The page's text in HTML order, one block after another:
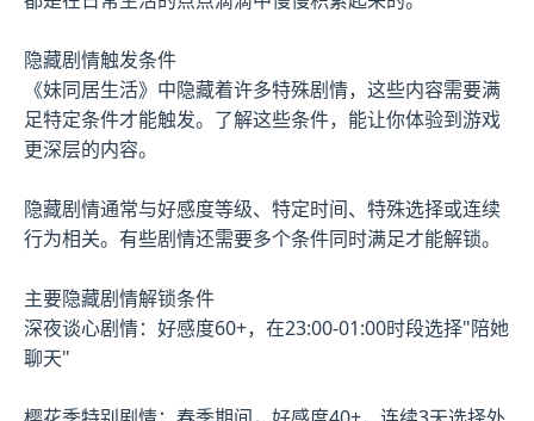
隐藏剧情触发条件
《妹同居生活》中隐藏着许多特殊剧情，这些内容需要满
足特定条件才能触发。了解这些条件，能让你体验到游戏
更深层的内容。
隐藏剧情通常与好感度等级、特定时间、特殊选择或连续
行为相关。有些剧情还需要多个条件同时满足才能解锁。
主要隐藏剧情解锁条件
深夜谈心剧情：好感度60+，在23:00-01:00时段选择"陪她
聊天"